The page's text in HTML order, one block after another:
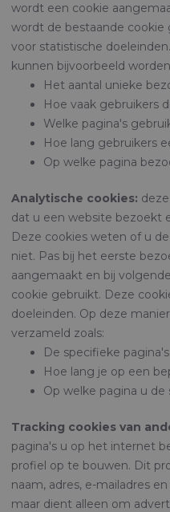
wordt een cookie
wordt de bestaande cookie
voor statistische
kunnen bijvoorbeeld
Het aantal unieke
Hoe vaak gebruikers
Welke pagina's
Hoe lang gebruikers
Op welke pagina
Analytische cookies:
dat u een website bezoekt
Deze cookies weten of u
niet. Pas bij het eerste
aangemaakt en bij
cookie gebruikt. Deze
doeleinden. Op deze
verzameld zoals:
De specifieke
Hoe lang je op een
Op welke pagina u
Tracking cookies van
pagina's u op het internet
profiel op te bouwen. Dit
naam, adres, e-mailadres
maar dient alleen om